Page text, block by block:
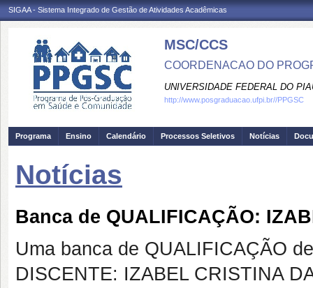
SIGAA - Sistema Integrado de Gestão de Atividades Acadêmicas
MSC/CCS
COORDENACAO DO
UNIVERSIDADE FEDERAL DO
http://www.posgraduacao.ufpi.br//PPGSC
Programa Ensino Calendário Processos Seletivos Notícias
Notícias
Banca de QUALIFICAÇÃO:
Uma banca de QUALIFICAÇÃO
DISCENTE: IZABEL CRISTINA